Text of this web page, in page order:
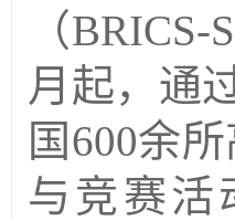
（
月起，通
国600余
与竞赛活